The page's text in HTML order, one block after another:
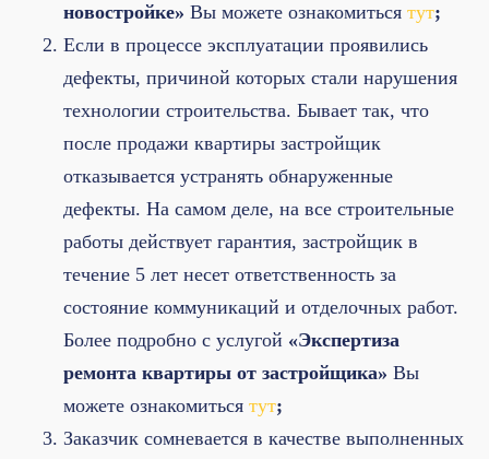
новостройке» Вы можете ознакомиться тут;
Если в процессе эксплуатации проявились
дефекты, причиной которых стали нарушения
технологии строительства. Бывает так, что
после продажи квартиры застройщик
отказывается устранять обнаруженные
дефекты. На самом деле, на все строительные
работы действует гарантия, застройщик в
течение 5 лет несет ответственность за
состояние коммуникаций и отделочных работ.
Более подробно с услугой «Экспертиза
ремонта квартиры от застройщика» Вы
можете ознакомиться тут;
Заказчик сомневается в качестве выполненных